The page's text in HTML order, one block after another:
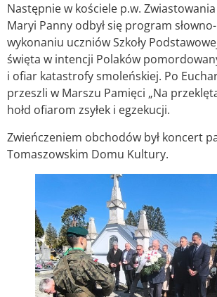
Następnie w kościele p.w.
Maryi Panny odbył się program
wykonaniu uczniów Szkoły
święta w intencji Polaków
i ofiar katastrofy smoleńskiej. Po
przeszli w Marszu Pamięci „Na
hołd ofiarom zsyłek i egzekucji.
Zwieńczeniem obchodów był koncert
Tomaszowskim Domu Kultury.